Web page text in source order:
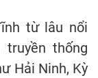
từ lâu nổi
thống
Hải Ninh, Kỳ